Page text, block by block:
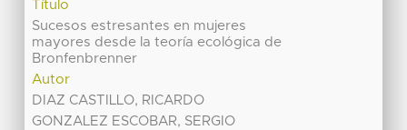
Título
Sucesos estresantes en mujeres
mayores desde la teoría ecológica de
Bronfenbrenner
Autor
DIAZ CASTILLO, RICARDO
GONZALEZ ESCOBAR, SERGIO